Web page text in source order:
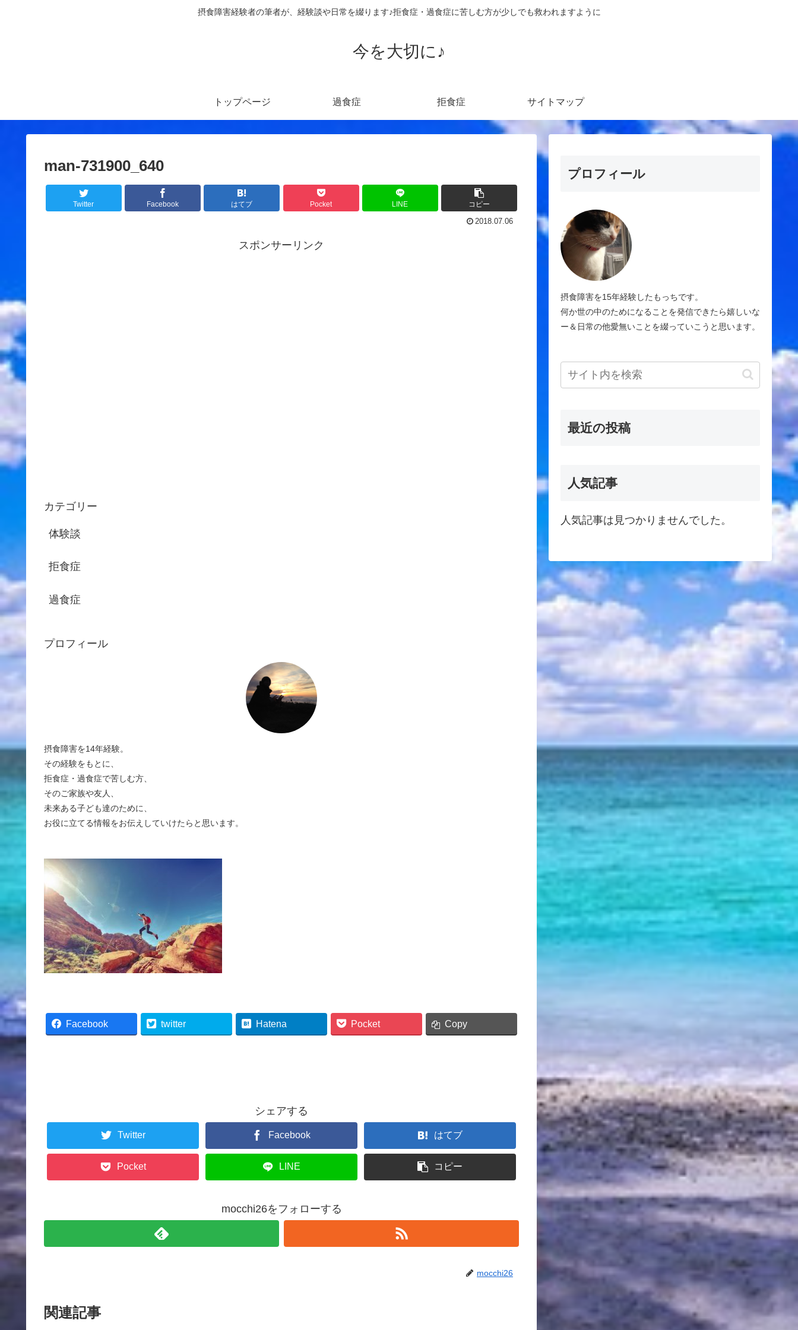
摂食障害経験者の筆者が、経験談や日常を綴ります♪拒食症・過食症に苦しむ方が少しでも救われますように
今を大切に♪
トップページ 過食症 拒食症 サイトマップ
man-731900_640
Twitter Facebook はてブ Pocket LINE コピー
2018.07.06
スポンサーリンク
カテゴリー
体験談
拒食症
過食症
プロフィール
摂食障害を14年経験。
その経験をもとに、
拒食症・過食症で苦しむ方、
そのご家族や友人、
未来ある子ども達のために、
お役に立てる情報をお伝えしていけたらと思います。
Facebook twitter Hatena Pocket Copy
シェアする
Twitter Facebook はてブ
Pocket LINE コピー
mocchi26をフォローする
mocchi26
関連記事
プロフィール
摂食障害を15年経験したもっちです。
何か世の中のためになることを発信できたら嬉しいな
ー＆日常の他愛無いことを綴っていこうと思います。
最近の投稿
人気記事
人気記事は見つかりませんでした。